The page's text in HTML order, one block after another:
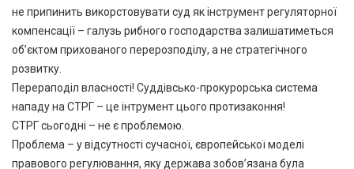
не припинить викорстовувати суд як інструмент регуляторної
компенсації – галузь рибного господарства залишатиметься
об’єктом прихованого перерозподілу, а не стратегічного
розвитку.
Перераподіл власності! Суддівсько-прокурорська система
нападу на СТРГ – це інтрумент цього протизаконня!
СТРГ сьогодні – не є проблемою.
Проблема – у відсутності сучасної, європейської моделі
правового регулювання, яку держава зобов’язана була